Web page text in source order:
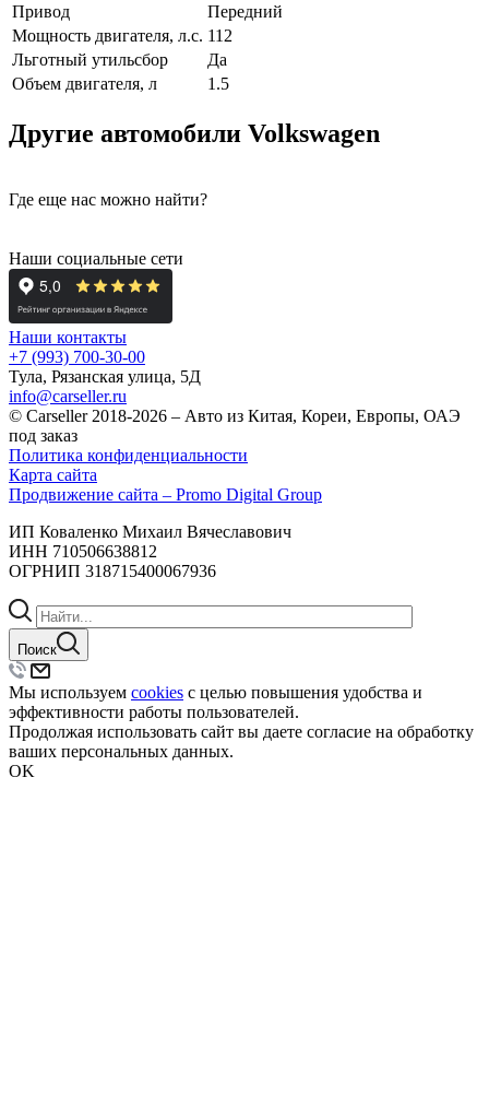
Привод
Передний
Мощность двигателя, л.с. 112
Льготный утильсбор
Да
Объем двигателя, л
1.5
Другие автомобили Volkswagen
Где еще нас можно найти?
Наши социальные сети
Наши контакты
+7 (993) 700-30-00
Тула, Рязанская улица, 5Д
info@carseller.ru
© Carseller 2018-2026 – Авто из Китая, Кореи, Европы, ОАЭ
под заказ
Политика конфиденциальности
Карта сайта
Продвижение сайта – Promo Digital Group
ИП Коваленко Михаил Вячеславович
ИНН 710506638812
ОГРНИП 318715400067936
Поиск
Мы используем cookies с целью повышения удобства и
эффективности работы пользователей.
Продолжая использовать сайт вы даете согласие на обработку
ваших персональных данных.
OK